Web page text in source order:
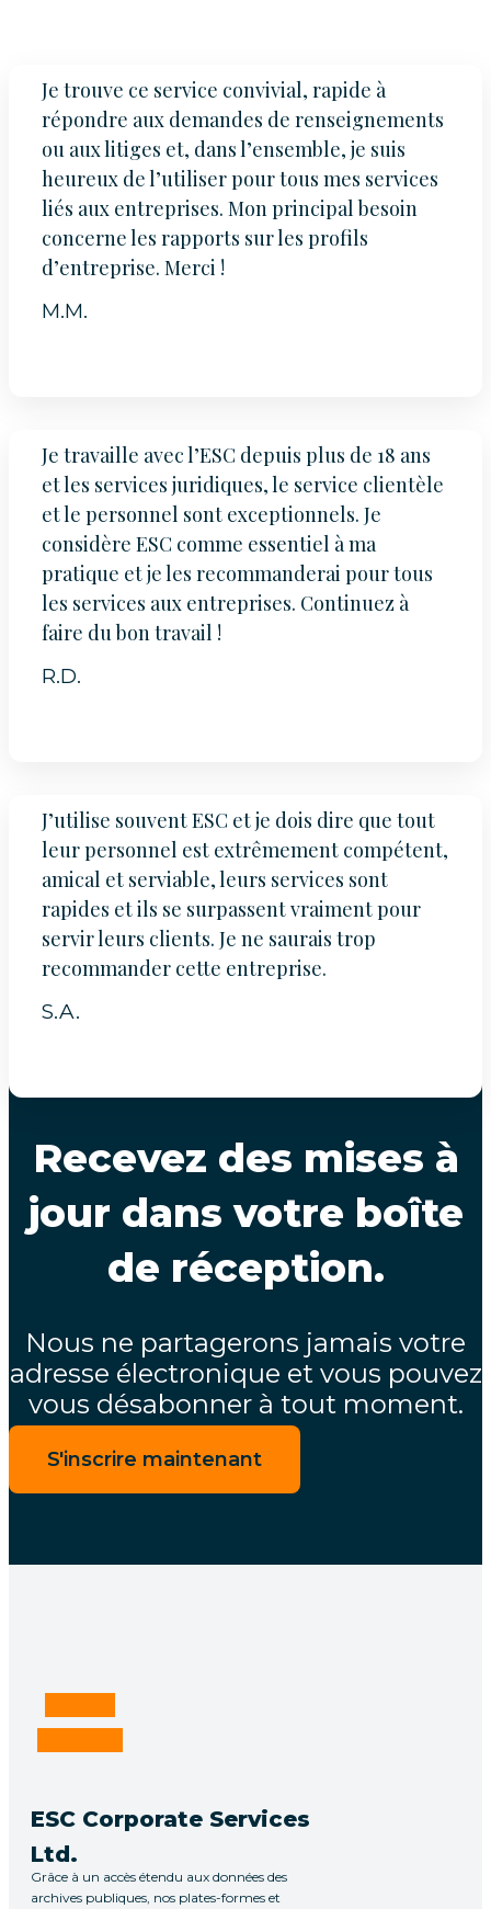
Je trouve ce service convivial, rapide à
répondre aux demandes de renseignements
ou aux litiges et, dans l’ensemble, je suis
heureux de l’utiliser pour tous mes services
liés aux entreprises. Mon principal besoin
concerne les rapports sur les profils
d’entreprise. Merci !
M.M.
Je travaille avec l’ESC depuis plus de 18 ans
et les services juridiques, le service clientèle
et le personnel sont exceptionnels. Je
considère ESC comme essentiel à ma
pratique et je les recommanderai pour tous
les services aux entreprises. Continuez à
faire du bon travail !
R.D.
J’utilise souvent ESC et je dois dire que tout
leur personnel est extrêmement compétent,
amical et serviable, leurs services sont
rapides et ils se surpassent vraiment pour
servir leurs clients. Je ne saurais trop
recommander cette entreprise.
S.A.
Recevez des mises à
jour dans votre boîte
de réception.
Nous ne partagerons jamais votre
adresse électronique et vous pouvez
vous désabonner à tout moment.
S'inscrire maintenant
ESC Corporate Services
Ltd.
Grâce à un accès étendu aux données des
archives publiques, nos plates-formes et